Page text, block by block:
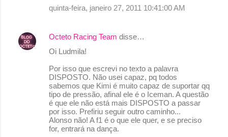
quinta-feira, janeiro 27, 2011 10:41:00 AM
Octeto Racing Team disse…
Oi Ludmila!
Por isso que escrevi no texto a palavra
DISPOSTO. Não usei capaz, pq todos
sabemos que Kimi é muito capaz de suportar qq
tipo de pressão, afinal ele é o Iceman. A questão
é que ele não está mais DISPOSTO a passar
por isso. Prefiriu seguir outro caminho...
Alonso não! A f1 é o que ele quer, e se preciso
for, entrará na dança.